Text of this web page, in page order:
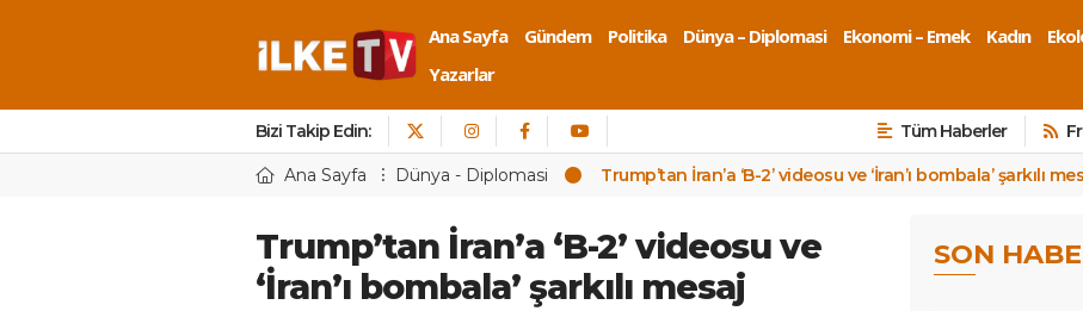
Ana Sayfa Gündem Politika Dünya – Diplomasi Ekonomi – Emek Kadın
Yazarlar
Bizi Takip Edin: Tüm Haberler
Ana Sayfa Dünya - Diplomasi Trump’tan İran’a ‘B-2’ videosu ve ‘İran’ı bombala’ şarkılı
Trump’tan İran’a ‘B-2’ videosu ve
‘İran’ı bombala’ şarkılı mesaj
SON